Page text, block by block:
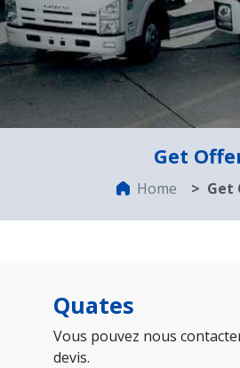
Get
Home Get
Quates
Vous pouvez nous
devis.